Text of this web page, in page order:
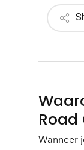
Wanneer